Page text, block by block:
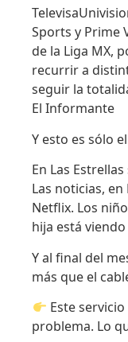
Sports y Prime
de la Liga MX,
recurrir a
seguir la
El Informante
Y esto es sólo
En Las
Las noticias, en
Netflix. Los
hija está
Y al final del
más que el
Este
problema. Lo